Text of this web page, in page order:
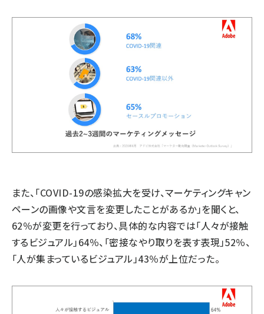
また、「COVID-19の感染拡大を受け、マーケティングキャン
ペーンの画像や文言を変更したことがあるか」を聞くと、
62％が変更を行っており、具体的な内容では「人々が接触
するビジュアル」64％、「密接なやり取りを表す表現」52％、
「人が集まっているビジュアル」43％が上位だった。